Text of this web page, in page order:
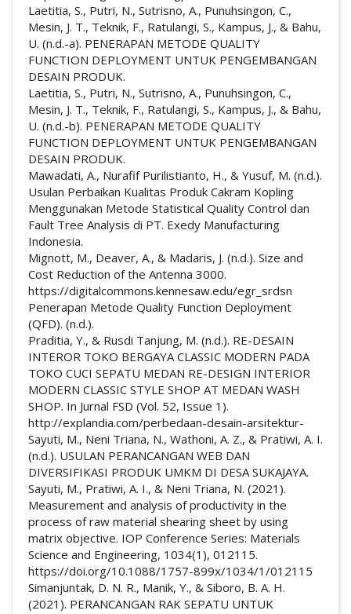
Laetitia, S., Putri, N., Sutrisno, A., Punuhsingon, C.,
Mesin, J. T., Teknik, F., Ratulangi, S., Kampus, J., & Bahu,
U. (n.d.-a). PENERAPAN METODE QUALITY
FUNCTION DEPLOYMENT UNTUK PENGEMBANGAN
DESAIN PRODUK.
Laetitia, S., Putri, N., Sutrisno, A., Punuhsingon, C.,
Mesin, J. T., Teknik, F., Ratulangi, S., Kampus, J., & Bahu,
U. (n.d.-b). PENERAPAN METODE QUALITY
FUNCTION DEPLOYMENT UNTUK PENGEMBANGAN
DESAIN PRODUK.
Mawadati, A., Nurafif Purilistianto, H., & Yusuf, M. (n.d.).
Usulan Perbaikan Kualitas Produk Cakram Kopling
Menggunakan Metode Statistical Quality Control dan
Fault Tree Analysis di PT. Exedy Manufacturing
Indonesia.
Mignott, M., Deaver, A., & Madaris, J. (n.d.). Size and
Cost Reduction of the Antenna 3000.
https://digitalcommons.kennesaw.edu/egr_srdsn
Penerapan Metode Quality Function Deployment
(QFD). (n.d.).
Praditia, Y., & Rusdi Tanjung, M. (n.d.). RE-DESAIN
INTEROR TOKO BERGAYA CLASSIC MODERN PADA
TOKO CUCI SEPATU MEDAN RE-DESIGN INTERIOR
MODERN CLASSIC STYLE SHOP AT MEDAN WASH
SHOP. In Jurnal FSD (Vol. 52, Issue 1).
http://explandia.com/perbedaan-desain-arsitektur-
Sayuti, M., Neni Triana, N., Wathoni, A. Z., & Pratiwi, A. I.
(n.d.). USULAN PERANCANGAN WEB DAN
DIVERSIFIKASI PRODUK UMKM DI DESA SUKAJAYA.
Sayuti, M., Pratiwi, A. I., & Neni Triana, N. (2021).
Measurement and analysis of productivity in the
process of raw material shearing sheet by using
matrix objective. IOP Conference Series: Materials
Science and Engineering, 1034(1), 012115.
https://doi.org/10.1088/1757-899x/1034/1/012115
Simanjuntak, D. N. R., Manik, Y., & Siboro, B. A. H.
(2021). PERANCANGAN RAK SEPATU UNTUK